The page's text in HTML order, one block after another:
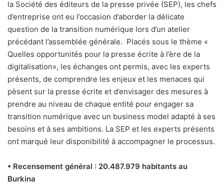
la Société des éditeurs de la presse privée (SEP), les chefs
d’entreprise ont eu l’occasion d’aborder la délicate
question de la transition numérique lors d’un atelier
précédant l’assemblée générale. Placés sous le thème «
Quelles opportunités pour la presse écrite à l’ère de la
digitalisation», les échanges ont permis, avec les experts
présents, de comprendre les enjeux et les menaces qui
pèsent sur la presse écrite et d’envisager des mesures à
prendre au niveau de chaque entité pour engager sa
transition numérique avec un business model adapté à ses
besoins et à ses ambitions. La SEP et les experts présents
ont marqué leur disponibilité à accompagner le processus.
• Recensement général : 20.487.979 habitants au
Burkina